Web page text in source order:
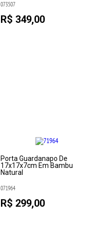
073507
R$ 349,00
Porta Guardanapo De
17x17x7cm Em Bambu
Natural
071964
R$ 299,00